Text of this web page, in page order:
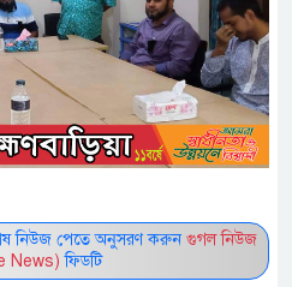
নিউজ পেতে অনুসরণ করুন গুগল নিউজ
News) ফিডটি